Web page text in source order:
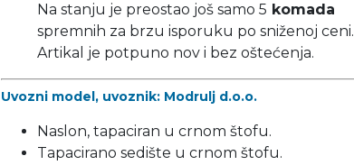
Na stanju je preostao još samo 5 komada
spremnih za brzu isporuku po sniženoj ceni.
Artikal je potpuno nov i bez oštećenja.
Uvozni model, uvoznik: Modrulj d.o.o.
Naslon, tapaciran u crnom štofu.
Tapacirano sedište u crnom štofu.